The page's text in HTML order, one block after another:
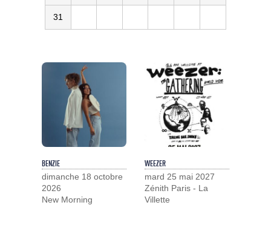
31
BENZIE
dimanche 18 octobre
2026
New Morning
WEEZER
mard 25 mai 2027
Zénith Paris - La
Villette